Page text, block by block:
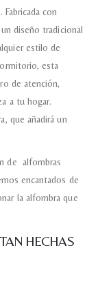
con
diseño tradicional
estilo de
esta
de atención,
a tu hogar.
que añadirá un
de alfombras
encantados de
la alfombra que
HECHAS